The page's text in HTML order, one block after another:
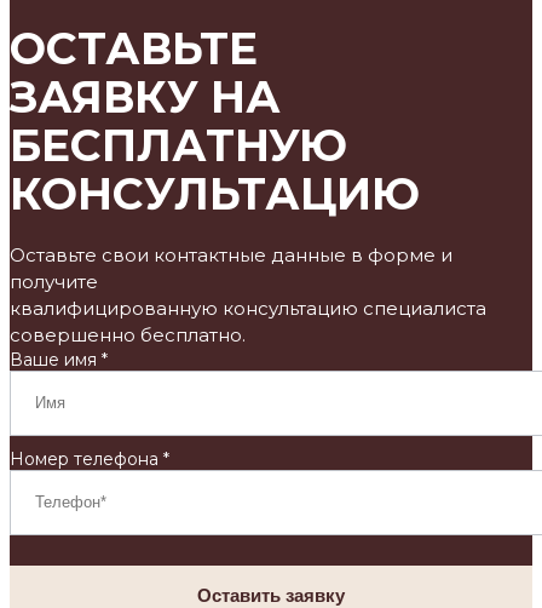
ОСТАВЬТЕ
ЗАЯВКУ НА
БЕСПЛАТНУЮ
КОНСУЛЬТАЦИЮ
Оставьте свои контактные данные в форме и
получите
квалифицированную консультацию специалиста
совершенно бесплатно.
Ваше имя *
Номер телефона *
Оставить заявку